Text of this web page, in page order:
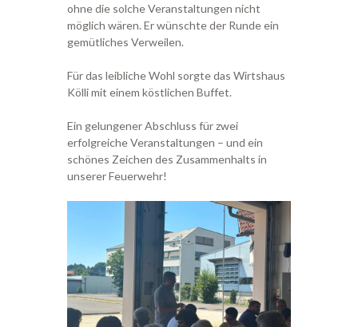
ohne die solche Veranstaltungen nicht
möglich wären. Er wünschte der Runde ein
gemütliches Verweilen.
Für das leibliche Wohl sorgte das Wirtshaus
Kölli mit einem köstlichen Buffet.
Ein gelungener Abschluss für zwei
erfolgreiche Veranstaltungen – und ein
schönes Zeichen des Zusammenhalts in
unserer Feuerwehr!